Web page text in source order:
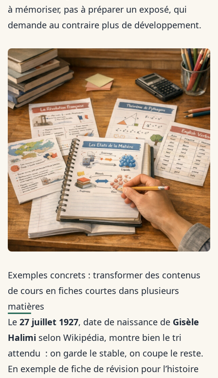
à mémoriser, pas à préparer un exposé, qui
demande au contraire plus de développement.
Exemples concrets : transformer des contenus
de cours en fiches courtes dans plusieurs
matières
Le 27 juillet 1927, date de naissance de Gisèle
Halimi selon Wikipédia, montre bien le tri
attendu : on garde le stable, on coupe le reste.
En exemple de fiche de révision pour l’histoire